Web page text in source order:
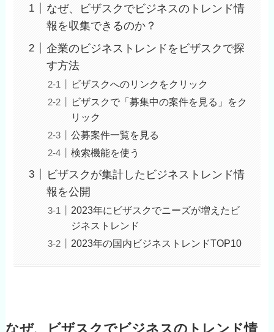
なぜ、ビザスクでビジネスのトレンド情
報を収集できるのか？
企業のビジネストレンドをビザスクで探
す方法
ビザスクへのリンクをクリック
ビザスクで「募集中の案件を見る」をク
リック
公募案件一覧を見る
検索機能を使う
ビザスクが集計したビジネストレンド情
報を公開
2023年にビザスクでニーズが増えたビ
ジネストレンド
2023年の国内ビジネストレンドTOP10
なぜ、ビザスクでビジネスのトレンド情